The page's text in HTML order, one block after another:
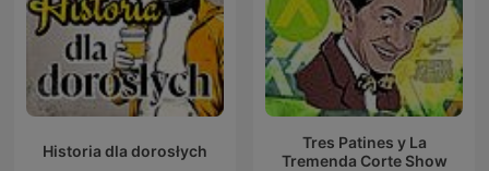
Tres Patines y La
Tremenda Corte Show
Historia dla dorosłych